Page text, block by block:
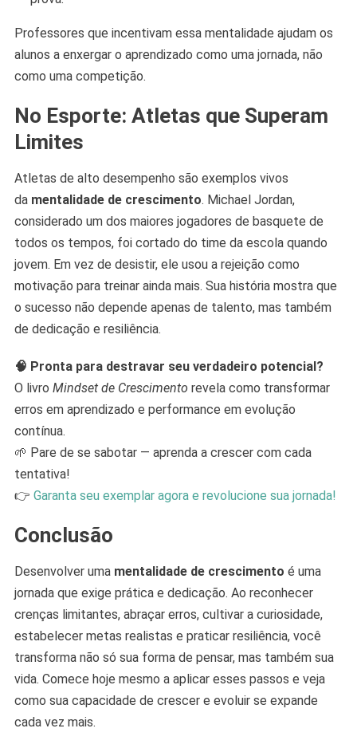
Professores que incentivam essa mentalidade ajudam os
alunos a enxergar o aprendizado como uma jornada, não
como uma competição.
No Esporte: Atletas que Superam
Limites
Atletas de alto desempenho são exemplos vivos
da mentalidade de crescimento. Michael Jordan,
considerado um dos maiores jogadores de basquete de
todos os tempos, foi cortado do time da escola quando
jovem. Em vez de desistir, ele usou a rejeição como
motivação para treinar ainda mais. Sua história mostra que
o sucesso não depende apenas de talento, mas também
de dedicação e resiliência.
🧠 Pronta para destravar seu verdadeiro potencial?
O livro Mindset de Crescimento revela como transformar
erros em aprendizado e performance em evolução
contínua.
🌱 Pare de se sabotar — aprenda a crescer com cada
tentativa!
👉 Garanta seu exemplar agora e revolucione sua jornada!
Conclusão
Desenvolver uma mentalidade de crescimento é uma
jornada que exige prática e dedicação. Ao reconhecer
crenças limitantes, abraçar erros, cultivar a curiosidade,
estabelecer metas realistas e praticar resiliência, você
transforma não só sua forma de pensar, mas também sua
vida. Comece hoje mesmo a aplicar esses passos e veja
como sua capacidade de crescer e evoluir se expande
cada vez mais.